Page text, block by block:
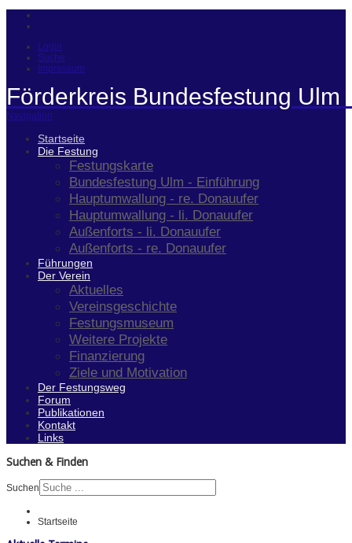
Login
Suche
Impressum
Förderkreis Bundesfestung Ulm
Navigation
Startseite
Die Festung
Festungskarte
Bundesfestung Ulm - Einführung
Hauptumwallung - re. Donauufer
Hauptumwallung - li. Donauufer
Außenforts - li. Donauufer
Außenforts - re. Donauufer
Führungen
Der Verein
Aktuelles
Vereinsgeschichte
Festungsmuseum
Weitere Projekte
Finanzierung
Ziele und Motivation
Der Festungsweg
Forum
Publikationen
Kontakt
Links
Suchen & Finden
Suchen
Startseite